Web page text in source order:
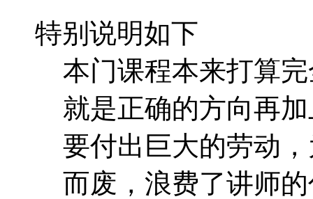
特别说明如下
本门课程本来打算
就是正确的方向再
要付出巨大的劳动
而废，浪费了讲师